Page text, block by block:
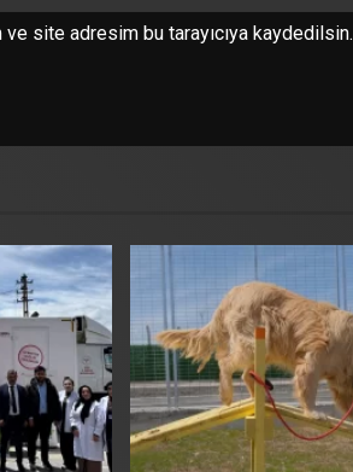
ve site adresim bu tarayıcıya kaydedilsin.